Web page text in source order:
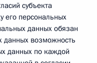
субъекта
его персональных
данных обязан
данных возможность
данных по каждой